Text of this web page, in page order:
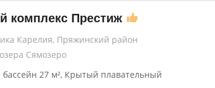
комплекс Престиж
Карелия, Пряжинский район
озера Сямозеро
27 м², Крытый плавательный